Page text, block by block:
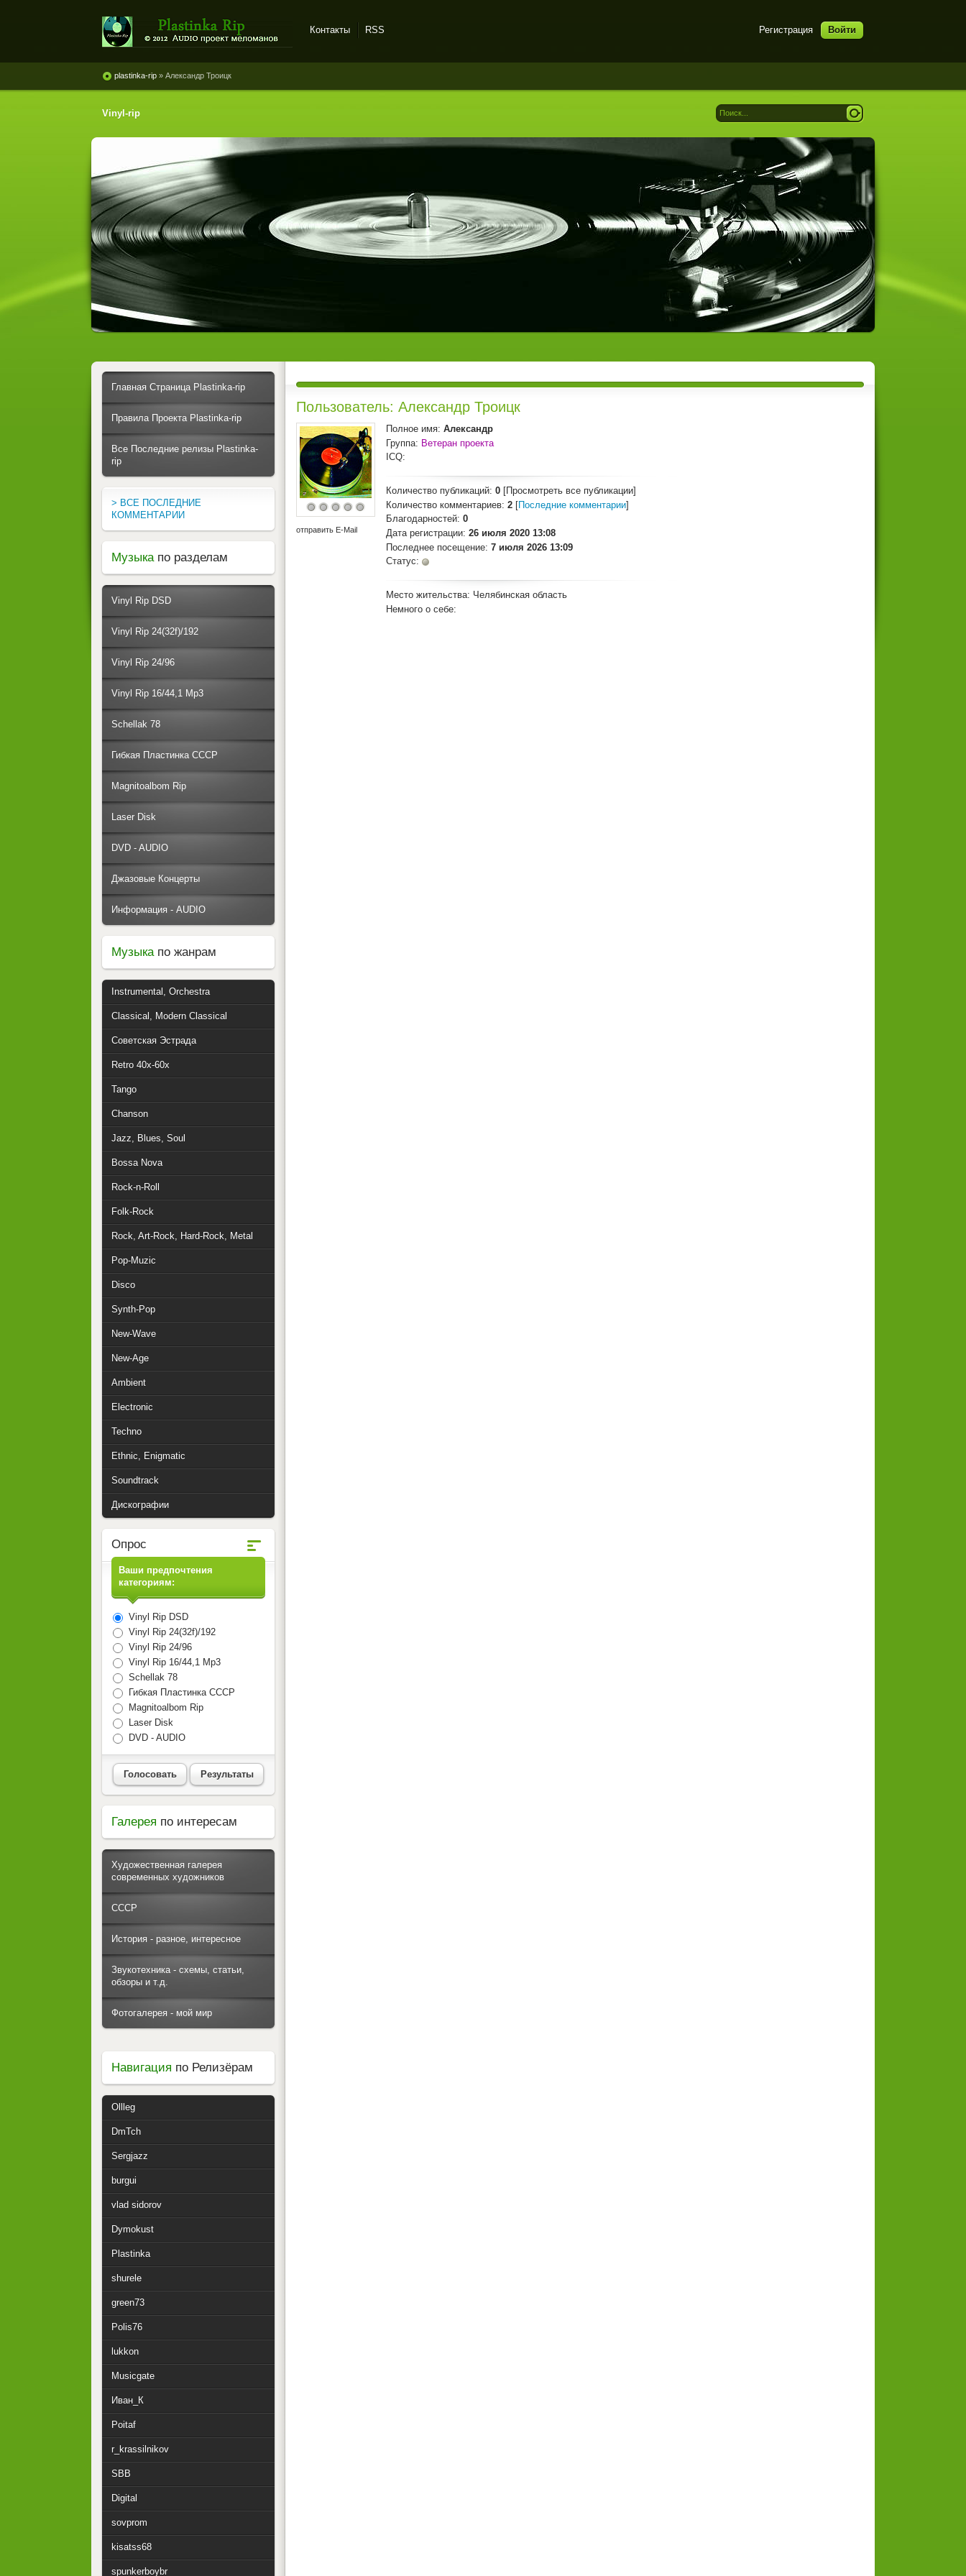
винила и магнитоальбомов
Регистрация Войти
Контакты RSS
plastinka-rip » Александр Троицк
Vinyl-rip
Пользователь: Александр Троицк
отправить E-Mail
Полное имя: Александр
Группа: Ветеран проекта
ICQ:
Количество публикаций: 0 [Просмотреть все публикации]
Количество комментариев: 2 [Последние комментарии]
Благодарностей: 0
Дата регистрации: 26 июля 2020 13:08
Последнее посещение: 7 июля 2026 13:09
Статус:
Место жительства: Челябинская область
Немного о себе:
Главная Страница Plastinka-rip
Правила Проекта Plastinka-rip
Все Последние релизы Plastinka-
rip
> ВСЕ ПОСЛЕДНИЕ
КОММЕНТАРИИ
Музыка по разделам
Vinyl Rip DSD
Vinyl Rip 24(32f)/192
Vinyl Rip 24/96
Vinyl Rip 16/44,1 Mp3
Schellak 78
Гибкая Пластинка СССР
Magnitoalbom Rip
Laser Disk
DVD - AUDIO
Джазовые Концерты
Информация - AUDIO
Музыкапо жанрам
Instrumental, Orchestra
Classical, Modern Classical
Советская Эстрада
Retro 40x-60x
Tango
Chanson
Jazz, Blues, Soul
Bossa Nova
Rock-n-Roll
Folk-Rock
Rock, Art-Rock, Hard-Rock, Metal
Pop-Muzic
Disco
Synth-Pop
New-Wave
New-Age
Ambient
Electronic
Techno
Ethnic, Enigmatic
Soundtrack
Дискографии
Опрос
Ваши предпочтения
категориям:
Vinyl Rip DSD
Vinyl Rip 24(32f)/192
Vinyl Rip 24/96
Vinyl Rip 16/44,1 Mp3
Schellak 78
Гибкая Пластинка СССР
Magnitoalbom Rip
Laser Disk
DVD - AUDIO
Голосовать Результаты
Галерея по интересам
Художественная галерея
современных художников
СССР
История - разное, интересное
Звукотехника - схемы, статьи,
обзоры и т.д.
Фотогалерея - мой мир
Навигация по Релизёрам
Ollleg
DmTch
Sergjazz
burgui
vlad sidorov
Dymokust
Plastinka
shurele
green73
Polis76
lukkon
Musicgate
Иван_К
Poitaf
r_krassilnikov
SBB
Digital
sovprom
kisatss68
spunkerboybr